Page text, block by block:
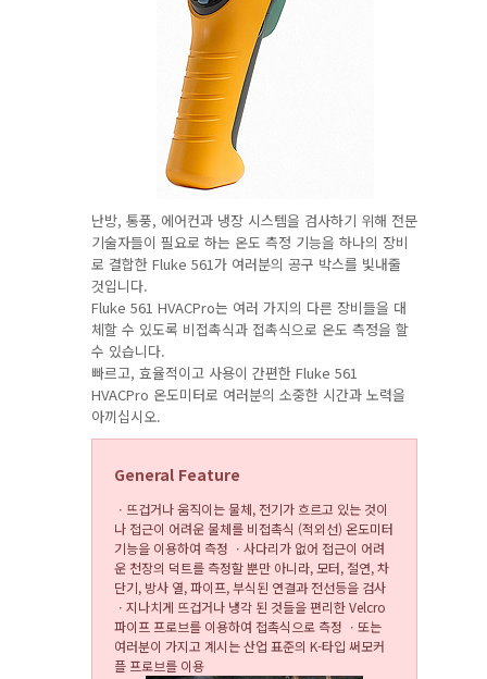
난방, 통풍, 에어컨과 냉장 시스템을 검사하기 위해 전문
기술자들이 필요로 하는 온도 측정 기능을 하나의 장비
로 결합한 Fluke 561가 여러분의 공구 박스를 빛내줄
것입니다.
Fluke 561 HVACPro는 여러 가지의 다른 장비들을 대
체할 수 있도록 비접촉식과 접촉식으로 온도 측정을 할
수 있습니다.
빠르고, 효율적이고 사용이 간편한 Fluke 561
HVACPro 온도미터로 여러분의 소중한 시간과 노력을
아끼십시오.
General Feature
ㆍ뜨겁거나 움직이는 물체, 전기가 흐르고 있는 것이
나 접근이 어려운 물체를 비접촉식 (적외선) 온도미터
기능을 이용하여 측정 ㆍ사다리가 없어 접근이 어려
운 천장의 덕트를 측정할 뿐만 아니라, 모터, 절연, 차
단기, 방사 열, 파이프, 부식된 연결과 전선등을 검사
ㆍ지나치게 뜨겁거나 냉각 된 것들을 편리한 Velcro
파이프 프로브를 이용하여 접촉식으로 측정 ㆍ또는
여러분이 가지고 계시는 산업 표준의 K-타입 써모커
플 프로브를 이용